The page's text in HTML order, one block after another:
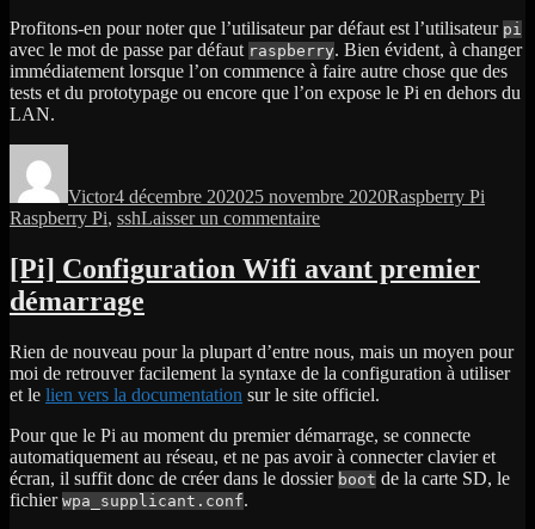
Profitons-en pour noter que l’utilisateur par défaut est l’utilisateur pi
avec le mot de passe par défaut raspberry. Bien évident, à changer
immédiatement lorsque l’on commence à faire autre chose que des
tests et du prototypage ou encore que l’on expose le Pi en dehors du
LAN.
Victor4 décembre 202025 novembre 2020Raspberry Pi
Raspberry Pi, sshLaisser un commentairesur
Configuration
SSH
démarrage
[Pi] Configuration Wifi avant premier
démarrage
Rien de nouveau pour la plupart d’entre nous, mais un moyen pour
moi de retrouver facilement la syntaxe de la configuration à utiliser
et le lien vers la documentation sur le site officiel.
Pour que le Pi au moment du premier démarrage, se connecte
automatiquement au réseau, et ne pas avoir à connecter clavier et
écran, il suffit donc de créer dans le dossier boot de la carte SD, le
fichier wpa_supplicant.conf.